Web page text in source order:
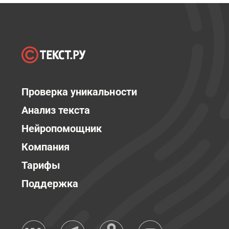
Проверка уникальности
Анализ текста
Нейропомощник
Компания
Тарифы
Поддержка